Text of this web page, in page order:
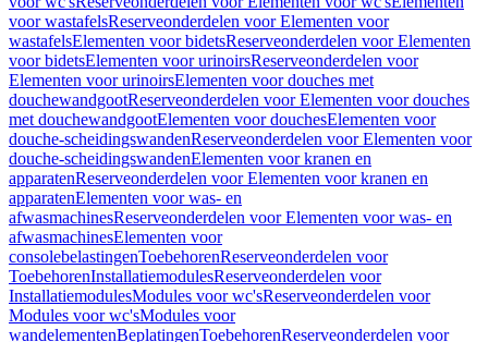
voor wastafelsReserveonderdelen voor Elementen voor
wastafelsElementen voor bidetsReserveonderdelen voor Elementen
voor bidetsElementen voor urinoirsReserveonderdelen voor
Elementen voor urinoirsElementen voor douches met
douchewandgootReserveonderdelen voor Elementen voor douches
met douchewandgootElementen voor douchesElementen voor
douche-scheidingswandenReserveonderdelen voor Elementen voor
douche-scheidingswandenElementen voor kranen en
apparatenReserveonderdelen voor Elementen voor kranen en
apparatenElementen voor was- en
afwasmachinesReserveonderdelen voor Elementen voor was- en
afwasmachinesElementen voor
consolebelastingenToebehorenReserveonderdelen voor
ToebehorenInstallatiemodulesReserveonderdelen voor
InstallatiemodulesModules voor wc'sReserveonderdelen voor
Modules voor wc'sModules voor
wandelementenBeplatingenToebehorenReserveonderdelen voor